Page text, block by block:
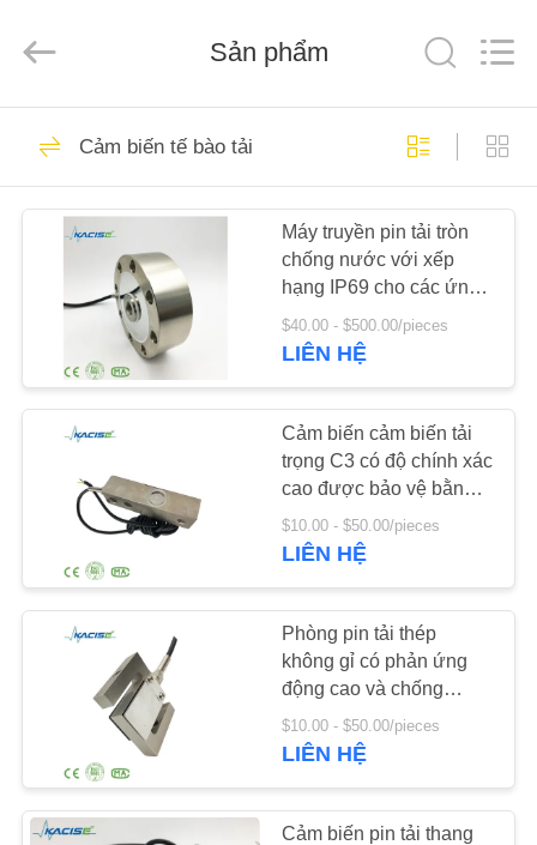
NHÀ
SẢN
PHẨM
VIDEO
VỀ
CHÚNG
THAM
QUAN
NHÀ
SOÁT
CHẤT
Xi'an
Kacise
All
Reserved.
Cảm biến chất
lượng nước
632
Cảm biến áp suất
chính xác
802
Máy đo nồng độ
chất lỏng
Sản phẩm
Cảm biến tế bào tải
Máy truyền pin tải tròn
chống nước với xếp
hạng IP69 cho các ứng
dụng công nghiệp
$40.00 - $500.00/pieces
LIÊN HỆ
Cảm biến cảm biến tải
trọng C3 có độ chính xác
cao được bảo vệ bằng
thép không gỉ IP68 cho
hệ thống cân công
$10.00 - $50.00/pieces
LIÊN HỆ
Phòng pin tải thép
không gỉ có phản ứng
động cao và chống
nước IP67 cho các ứng
dụng đệm cân công
$10.00 - $50.00/pieces
LIÊN HỆ
Cảm biến pin tải thang